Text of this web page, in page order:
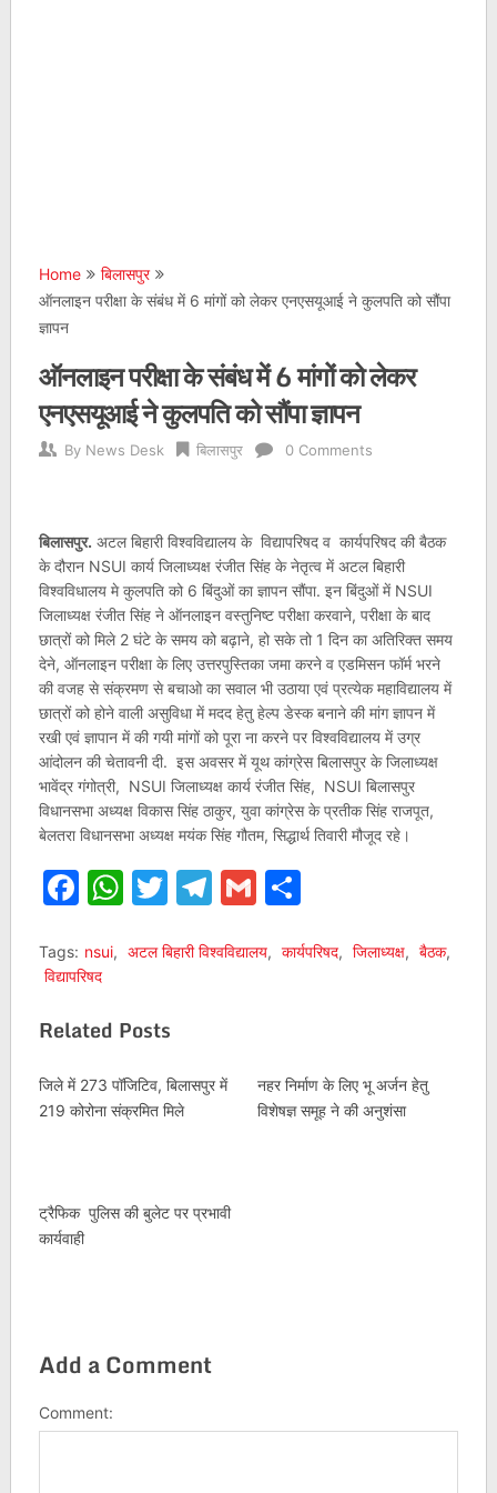
Home
बिलासपुर
ऑनलाइन परीक्षा के संबंध में 6 मांगों को लेकर एनएसयूआई ने कुलपति को सौंपा
ज्ञापन
ऑनलाइन परीक्षा के संबंध में 6 मांगों को लेकर
एनएसयूआई ने कुलपति को सौंपा ज्ञापन
By News Desk बिलासपुर 0 Comments
बिलासपुर. अटल बिहारी विश्वविद्यालय के विद्यापरिषद व कार्यपरिषद की बैठक
के दौरान NSUI कार्य जिलाध्यक्ष रंजीत सिंह के नेतृत्व में अटल बिहारी
विश्वविधालय मे कुलपति को 6 बिंदुओं का ज्ञापन सौंपा. इन बिंदुओं में NSUI
जिलाध्यक्ष रंजीत सिंह ने ऑनलाइन वस्तुनिष्ट परीक्षा करवाने, परीक्षा के बाद
छात्रों को मिले 2 घंटे के समय को बढ़ाने, हो सके तो 1 दिन का अतिरिक्त समय
देने, ऑनलाइन परीक्षा के लिए उत्तरपुस्तिका जमा करने व एडमिसन फॉर्म भरने
की वजह से संक्रमण से बचाओ का सवाल भी उठाया एवं प्रत्येक महाविद्यालय में
छात्रों को होने वाली असुविधा में मदद हेतु हेल्प डेस्क बनाने की मांग ज्ञापन में
रखी एवं ज्ञापान में की गयी मांगों को पूरा ना करने पर विश्वविद्यालय में उग्र
आंदोलन की चेतावनी दी. इस अवसर में यूथ कांग्रेस बिलासपुर के जिलाध्यक्ष
भावेंद्र गंगोत्री, NSUI जिलाध्यक्ष कार्य रंजीत सिंह, NSUI बिलासपुर
विधानसभा अध्यक्ष विकास सिंह ठाकुर, युवा कांग्रेस के प्रतीक सिंह राजपूत,
बेलतरा विधानसभा अध्यक्ष मयंक सिंह गौतम, सिद्धार्थ तिवारी मौजूद रहे।
Facebook
WhatsApp
Twitter
Telegram
GmailShare
Tags: nsui, अटल बिहारी विश्वविद्यालय, कार्यपरिषद, जिलाध्यक्ष, बैठक,
विद्यापरिषद
Related Posts
जिले में 273 पॉजिटिव, बिलासपुर में
219 कोरोना संक्रमित मिले
नहर निर्माण के लिए भू अर्जन हेतु
विशेषज्ञ समूह ने की अनुशंसा
ट्रैफिक पुलिस की बुलेट पर प्रभावी
कार्यवाही
Add a Comment
Comment: